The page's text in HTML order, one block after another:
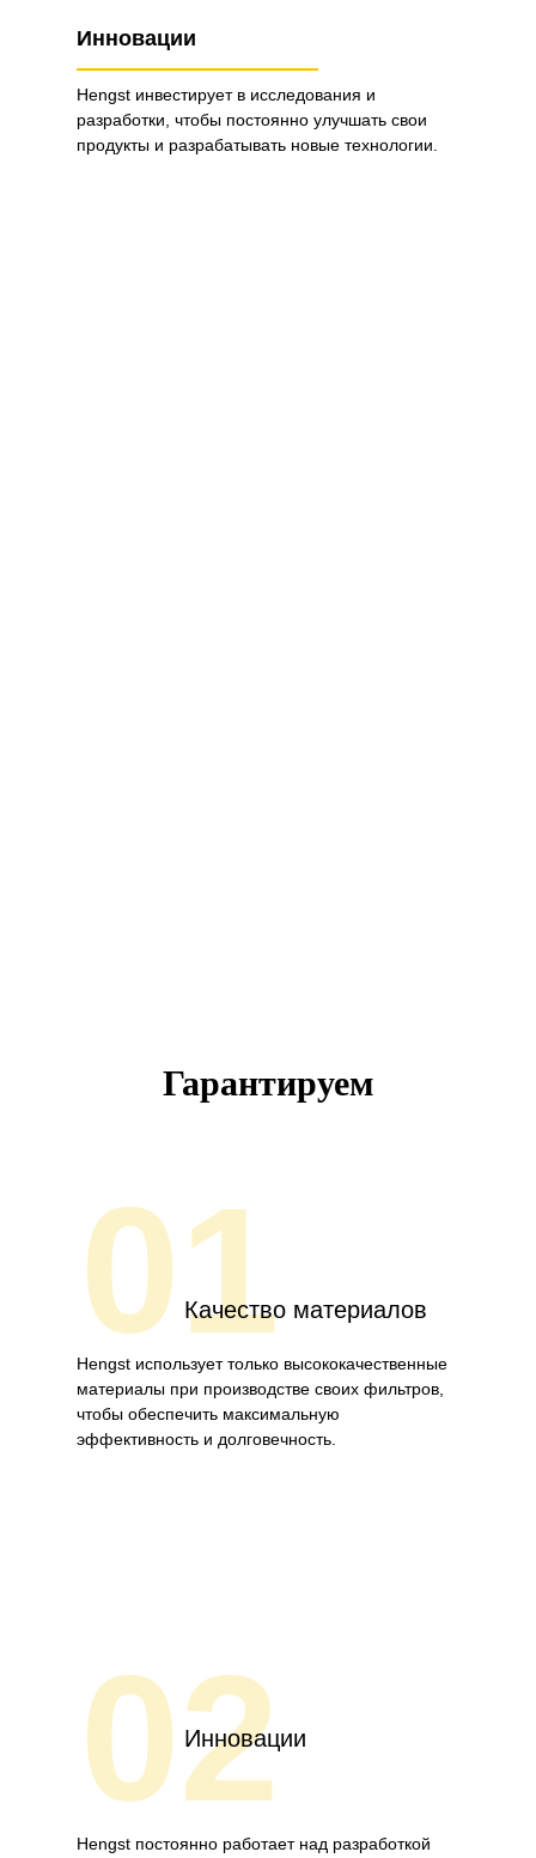
Инновации
Hengst инвестирует в исследования и
разработки, чтобы постоянно улучшать свои
продукты и разрабатывать новые технологии.
Гарантируем
01Качество материалов
Hengst использует только высококачественные
материалы при производстве своих фильтров,
чтобы обеспечить максимальную
эффективность и долговечность.
02
Инновации
Hengst постоянно работает над разработкой